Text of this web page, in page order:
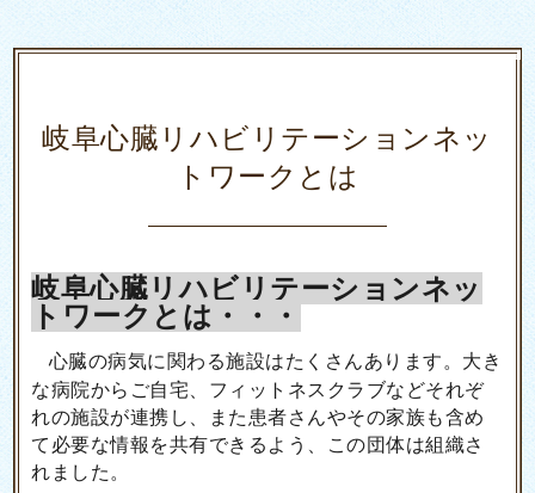
岐阜心臓リハビリテーションネッ
トワークとは
岐阜心臓リハビリテーションネッ
トワークとは・・・
心臓の病気に関わる施設はたくさんあります。大き
な病院からご自宅、フィットネスクラブなどそれぞ
れの施設が連携し、また患者さんやその家族も含め
て必要な情報を共有できるよう、この団体は組織さ
れました。